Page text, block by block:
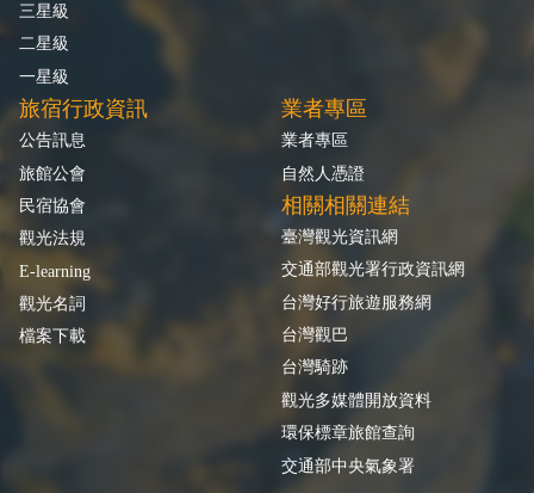
三星級
二星級
一星級
旅宿行政資訊
公告訊息
旅館公會
民宿協會
觀光法規
E-learning
觀光名詞
檔案下載
業者專區
業者專區
自然人憑證
相關相關連結
臺灣觀光資訊網
交通部觀光署行政資訊網
台灣好行旅遊服務網
台灣觀巴
台灣騎跡
觀光多媒體開放資料
環保標章旅館查詢
交通部中央氣象署